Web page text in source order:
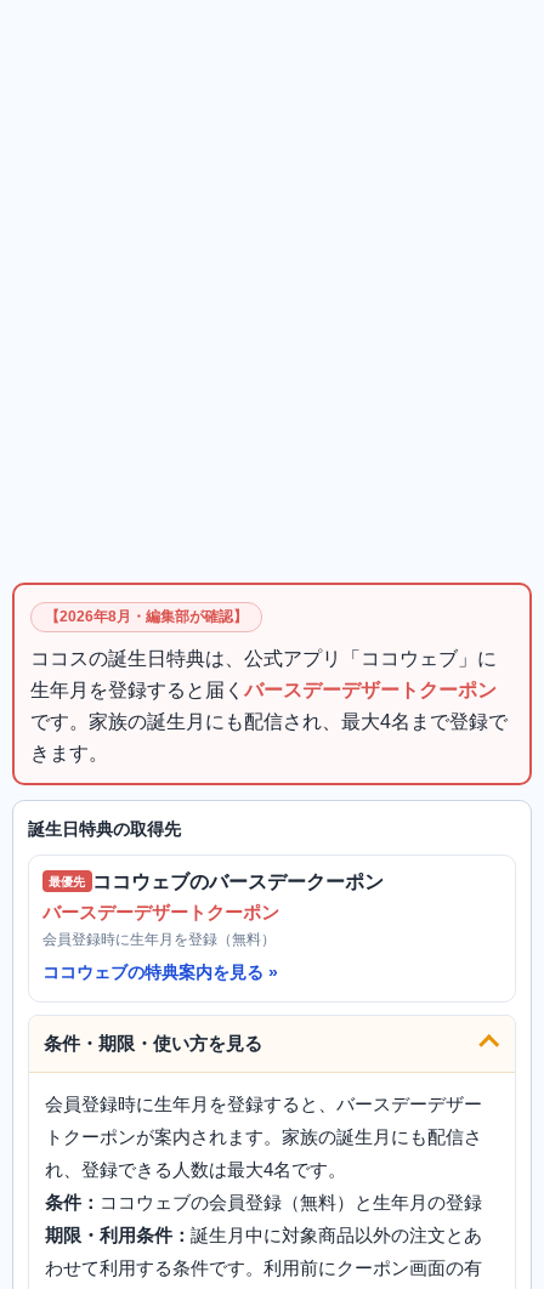
【2026年8月・編集部が確認】
ココスの誕生日特典は、公式アプリ「ココウェブ」に
生年月を登録すると届く バースデーデザートクーポン
です。家族の誕生月にも配信され、最大4名まで登録で
きます。
誕生日特典の取得先
最優先
ココウェブのバースデークーポン
バースデーデザートクーポン
会員登録時に生年月を登録（無料）
ココウェブの特典案内を見る
条件・期限・使い方を見る
会員登録時に生年月を登録すると、バースデーデザー
トクーポンが案内されます。家族の誕生月にも配信さ
れ、登録できる人数は最大4名です。
条件： ココウェブの会員登録（無料）と生年月の登録
期限・利用条件： 誕生月中に対象商品以外の注文とあ
わせて利用する条件です。利用前にクーポン画面の有